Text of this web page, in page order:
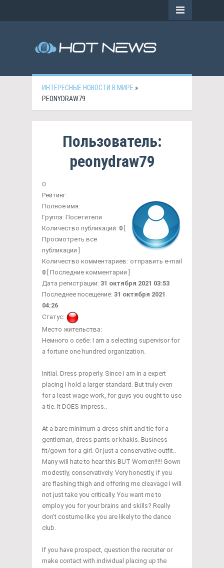
ИНТЕРЕСНЫЕ НОВОСТИ В МИРЕ »
PEONYDRAW79
Пользователь:
peonydraw79
0
Рейтинг:
отправить e-mail
Полное имя:
Группа: Посетители
Количество публикаций: 0
Просмотреть все
публикации ]
Количество комментариев:
0 [ Последние комментарии ]
Дата регистрации: 31 октября 2021 03:53
Последнее посещение: 31 октября 2021
04:26
Статус:
Место жительства:
Немного о себе: I am a selecting supervisor for
a fortune one hundred organization.
Initial. Dress properly. Since I am in a expert
placing I hold a larger standard. But truly even
for a least wage work, for guys you ought to use
a tie. It DOES impress..
At a bare minimum a dress shirt and tie for a
gentleman, dress pants or khakis. Business
fit/gown for a girl. Or just a conservative outfit..
Many will hate to hear this BUT Women!!!!! Gown
modestly, conservatively. Very honestly, if you
are flashing thigh and offering me cleavage I will
not just take you critically. You want me to
employ you for your brains and skills? Really
don’t costume like you are likely to the dance
club.
If you have prospect, question the recruiter or
make contact with individual placing up the